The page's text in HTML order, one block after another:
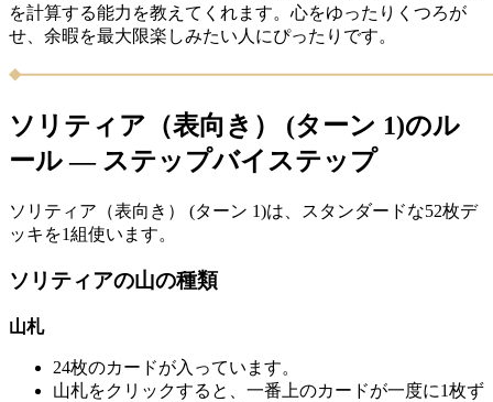
を計算する能力を教えてくれます。心をゆったりくつろが
せ、余暇を最大限楽しみたい人にぴったりです。
ソリティア（表向き） (ターン 1)のル
ール — ステップバイステップ
ソリティア（表向き） (ターン 1)は、スタンダードな52枚デ
ッキを1組使います。
ソリティアの山の種類
山札
24枚のカードが入っています。
山札をクリックすると、一番上のカードが一度に1枚ず